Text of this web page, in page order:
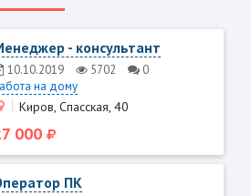
- консультант
10.10.2019 5702
0
на дому
Киров, Спасская, 40
000
ПК